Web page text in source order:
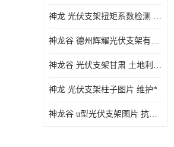
神龙 光伏支架扭矩系数检测 适应性强
神龙谷 德州辉耀光伏支架有限公司 材质多样
神龙谷 光伏支架甘肃 土地利用率高
神龙 光伏支架柱子图片 维护*
神龙谷 u型光伏支架图片 抗紫外线